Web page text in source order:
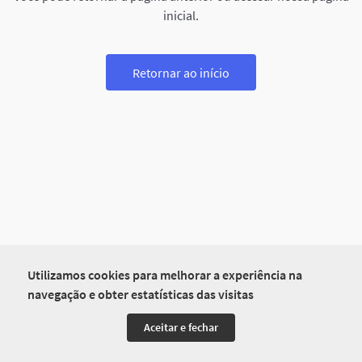
Utilizamos cookies para melhorar a experiência na
navegação e obter estatísticas das visitas
Aceitar e fechar
inicial.
Retornar ao início